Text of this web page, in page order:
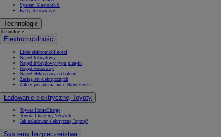
System Bluetooth®
Karty Ratownicze
Technologie
Technologie
Elektromobilność
Lider elektromobilności
Napęd hybrydowy
Napęd hybrydowy typu plug-in
Napęd wodorowy
Napęd elektryczny na baterię
Zasięg aut elektrycznych
Zalety posiadania aut elektrycznych
Ładowanie elektrycznej Toyoty
Toyota HomeCharge
Toyota Charging Network
Jak naładować elektryczną Toyotę?
Systemy bezpieczeństwa